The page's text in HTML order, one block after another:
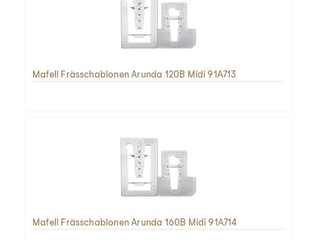
Mafell Frässchablonen Arunda 120B Midi 91A713
Mafell Frässchablonen Arunda 160B Midi 91A714